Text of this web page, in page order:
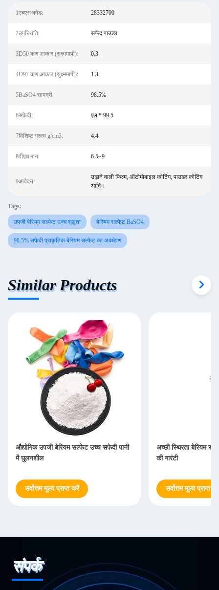
1एचएस कोड: 28332700
2उपस्थिति: सफेद पाउडर
3D50 कण आकार (सुक्ष्ममापी): 0.3
4D97 कण आकार (सुक्ष्ममापी): 1.3
5BaSO4 सामग्री: 98.5%
6सफ़ेदी: एल * 99.5
7विशिष्ट गुरुत्व g/cm3: 4.4
8पीएच मान: 6.5~9
9आवेदन:
उड़ाने वाली फिल्म, ऑटोमोबाइल कोटिंग, पाउडर कोटिंग
आदि।
Tags:
उपजी बेरियम सल्फेट उच्च शुद्धता बेरियम सल्फेट BaSO4
98.5% सफेदी प्राकृतिक बेरियम सल्फेट का अवक्षेपण
Similar Products
औद्योगिक उपजी बेरियम सल्फेट उच्च सफेदी पानी
में घुलनशील
सर्वोत्तम मूल्य प्राप्त करें
अच्छी स्थिरता बेरियम
की गारंटी
सर्वोत्तम मूल्य प्राप्त
संपर्क